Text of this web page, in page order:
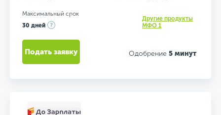
Максимальный срок
30 дней
Другие продукты
МФО 1
Одобрение 5 минут
Подать заявку